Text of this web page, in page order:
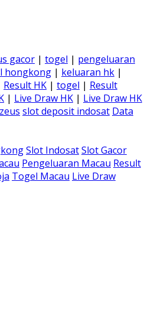
gacor | togel | pengeluaran
hongkong | keluaran hk |
Result HK | togel | Result
| Live Draw HK | Live Draw HK
slot deposit indosat Data
Slot IndosatSlot Gacor
Pengeluaran Macau Result
Togel Macau Live Draw